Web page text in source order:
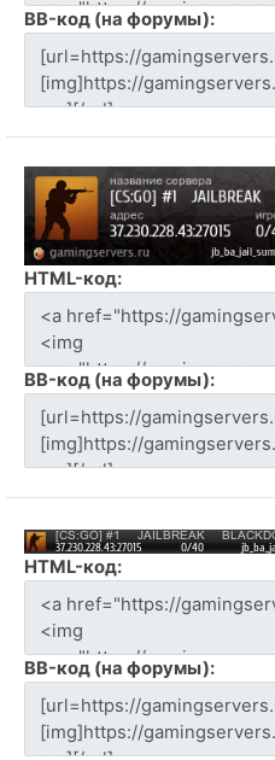
BB-код (на форумы):
HTML-код:
BB-код (на форумы):
HTML-код:
BB-код (на форумы):